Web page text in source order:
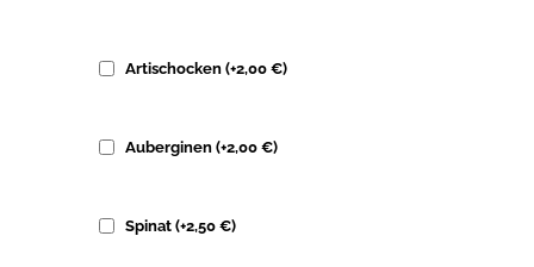
Artischocken (+2,00 €)
Auberginen (+2,00 €)
Spinat (+2,50 €)